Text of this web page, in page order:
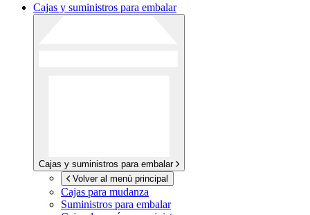
Cajas y suministros para embalar
Cajas y suministros para embalar
Volver al menú principal
Cajas para mudanza
Suministros para embalar